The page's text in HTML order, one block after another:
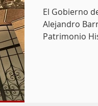
El Gobierno
Alejandro
Patrimonio